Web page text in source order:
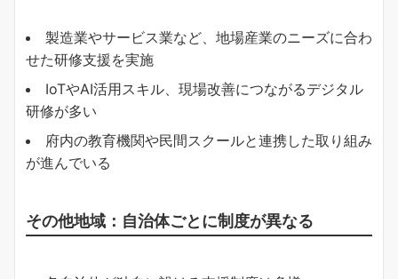
製造業やサービス業など、地場産業のニーズに合わ
せた研修支援を実施
IoTやAI活用スキル、現場改善につながるデジタル
研修が多い
府内の教育機関や民間スクールと連携した取り組み
が進んでいる
その他地域：自治体ごとに制度が異なる